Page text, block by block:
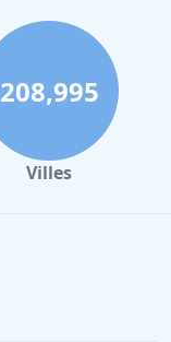
208,995
Villes